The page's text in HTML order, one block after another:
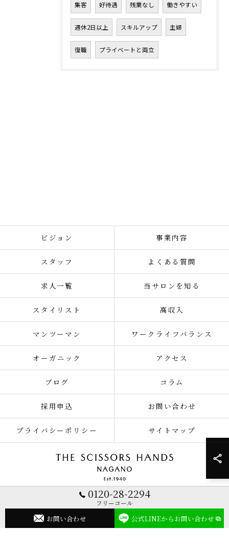
集客 好待遇 残業なし 働きやすい
週休2日以上 スキルアップ 主婦
復職 プライベートと両立
0120-28-2294
フリーコール
お問い合わせ 公式LINEからお問い合わせ
ビジョン 事業内容
スタッフ よくある質問
求人一覧 当サロンを知る
スタイリスト 高収入
マンツーマン ワークライフバランス
オーガニック アクセス
ブログ コラム
採用申込 お問い合わせ
プライバシーポリシー サイトマップ
© 2026 長野県長野市で美容師の求人ならTHE SCISSORS HANDS NAGANO
ALL RIGHTS RESERVED.